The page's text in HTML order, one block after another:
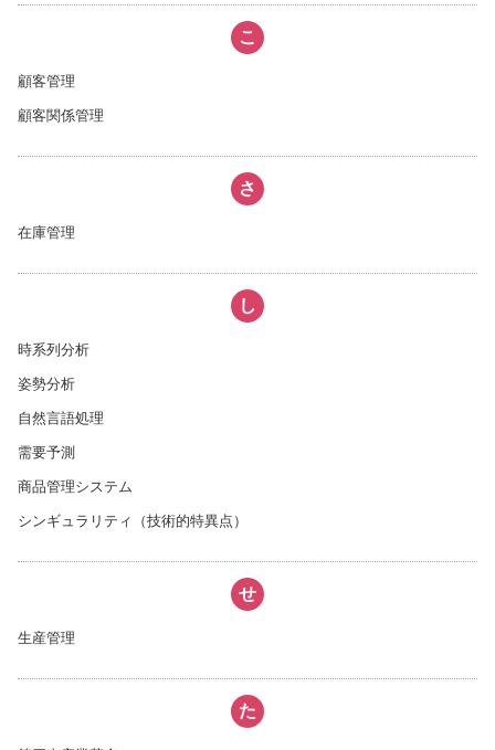
こ
顧客管理
顧客関係管理
さ
在庫管理
し
時系列分析
姿勢分析
自然言語処理
需要予測
商品管理システム
シンギュラリティ（技術的特異点）
せ
生産管理
た